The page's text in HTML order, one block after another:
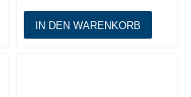
IN DEN WARENKORB